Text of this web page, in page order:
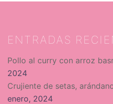
ENTRADAS
Pollo al curry con arroz
2024
Crujiente de setas,
enero, 2024